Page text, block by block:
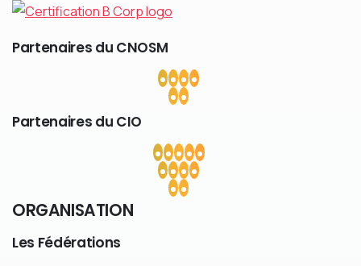
Partenaires du CNOSM
Partenaires du CIO
ORGANISATION
Les Fédérations